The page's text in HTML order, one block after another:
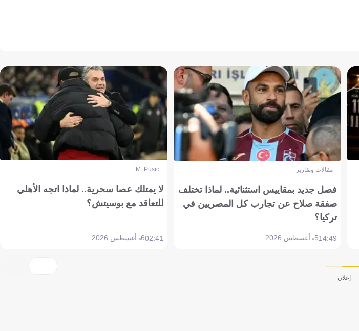
مقالات وتقارير
فصل جديد بمقاييس استثنائية.. لماذا تختلف
صفقة صلاح عن تجارب كل المصريين في
تركيا؟
14:495 أغسطس 2026
M. Pusic
لا يمتلك عصا سحرية.. لماذا اتجه الأهلي
للتعاقد مع بوسيتش؟
02:416 أغسطس 2026
إعلان